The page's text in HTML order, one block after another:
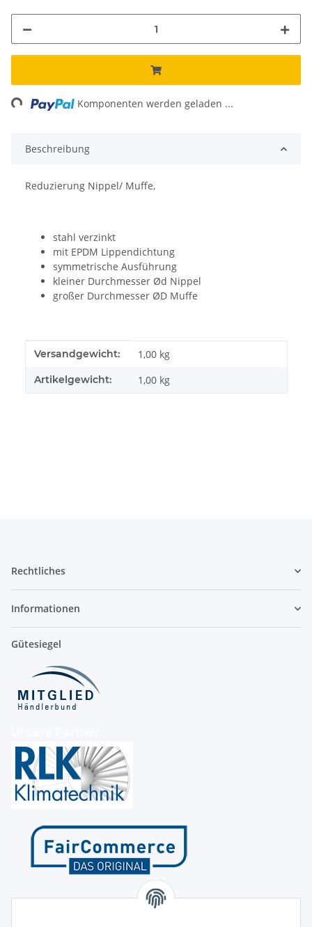
Komponenten werden geladen ...
Beschreibung
Reduzierung Nippel/ Muffe,
stahl verzinkt
mit EPDM Lippendichtung
symmetrische Ausführung
kleiner Durchmesser Ød Nippel
großer Durchmesser ØD Muffe
Produkteigenschaft
Wert
Versandgewicht: 1,00 kg
Artikelgewicht: 1,00 kg
Rechtliches
Informationen
Gütesiegel